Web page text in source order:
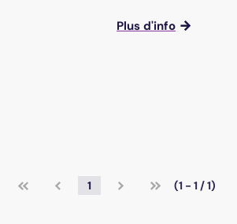
Plus d'info
1 (1 - 1 / 1)